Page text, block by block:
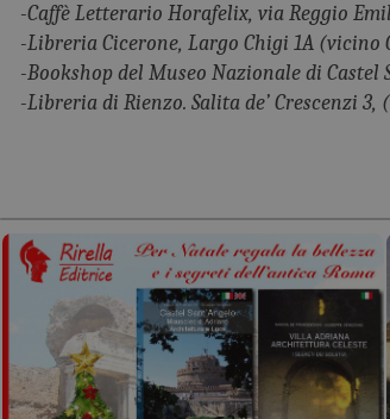
-Caffè Letterario Horafelix, via Reggio
-Libreria Cicerone, Largo Chigi 1A (vicino
-Bookshop del Museo Nazionale di Castel
-Libreria di Rienzo. Salita de’ Crescenzi 3,